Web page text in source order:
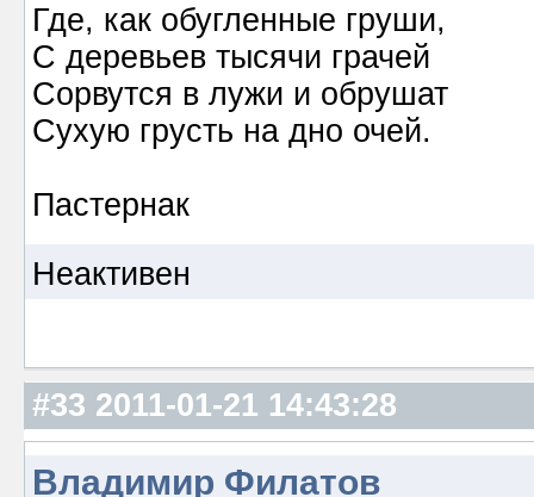
Где, как обугленные груши,
С деревьев тысячи грачей
Сорвутся в лужи и обрушат
Сухую грусть на дно очей.
Пастернак
Неактивен
#33 2011-01-21 14:43:28
Владимир Филатов